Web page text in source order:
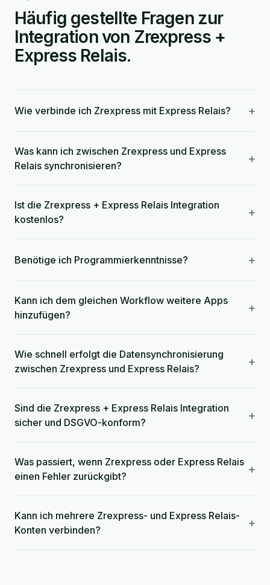
Häufig gestellte Fragen zur
Integration von Zrexpress +
Express Relais.
Wie verbinde ich Zrexpress mit Express Relais? +
Was kann ich zwischen Zrexpress und Express
Relais synchronisieren?
+
Ist die Zrexpress + Express Relais Integration
kostenlos?
+
Benötige ich Programmierkenntnisse? +
Kann ich dem gleichen Workflow weitere Apps
hinzufügen?
+
Wie schnell erfolgt die Datensynchronisierung
zwischen Zrexpress und Express Relais?
+
Sind die Zrexpress + Express Relais Integration
sicher und DSGVO-konform?
+
Was passiert, wenn Zrexpress oder Express Relais
einen Fehler zurückgibt?
+
Kann ich mehrere Zrexpress- und Express Relais-
Konten verbinden?
+